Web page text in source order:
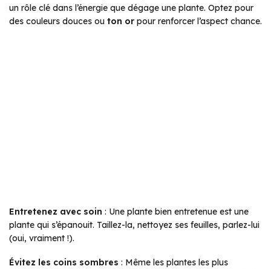
un rôle clé dans l’énergie que dégage une plante. Optez pour
des couleurs douces ou ton or pour renforcer l’aspect chance.
Entretenez avec soin : Une plante bien entretenue est une
plante qui s’épanouit. Taillez-la, nettoyez ses feuilles, parlez-lui
(oui, vraiment !).
Évitez les coins sombres : Même les plantes les plus